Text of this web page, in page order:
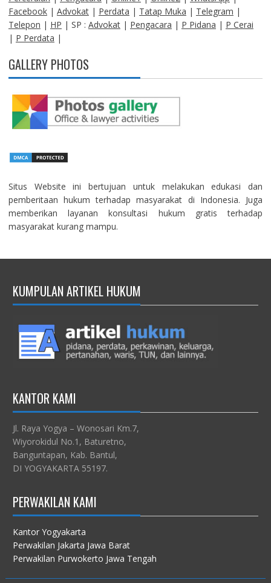
Facebook| Advokat| Perdata | Tatap Muka | Telegram |
Telepon | HP | SP : Advokat| Pengacara | P Pidana | P Cerai
| P Perdata |
GALLERY PHOTOS
Situs Website ini bertujuan untuk melakukan edukasi dan
pemberitaan hukum terhadap masyarakat di Indonesia. Juga
memberikan layanan konsultasi hukum gratis terhadap
masyarakat kurang mampu.
KUMPULAN ARTIKEL HUKUM
KANTOR KAMI
Jl. Raya Yogya – Wonosari Km.7,
Wiyorokidul No.1, Baturetno,
Banguntapan, Kab. Bantul,
DI YOGYAKARTA 55197.
PERWAKILAN KAMI
Kantor Yogyakarta
Perwakilan Jakarta Jawa Barat
Perwakilan Purwokerto Jawa Tengah